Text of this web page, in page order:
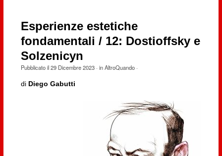
Esperienze estetiche
fondamentali / 12: Dostioffsky e
Solzenicyn
Pubblicato il29 Dicembre 2023· inAltroQuando·
di Diego Gabutti